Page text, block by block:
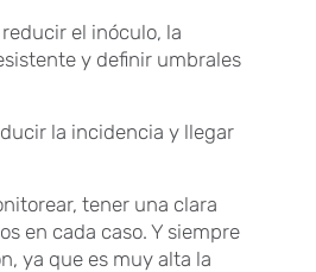
el inóculo, la
y definir umbrales
la incidencia y llegar
tener una clara
en cada caso. Y siempre
ya que es muy alta la